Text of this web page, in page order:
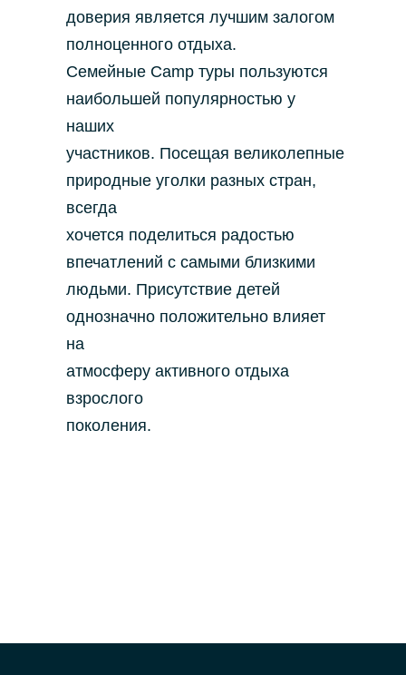
доверия является лучшим залогом
полноценного отдыха.
Семейные Camp туры пользуются
наибольшей популярностью у
наших
участников. Посещая великолепные
природные уголки разных стран,
всегда
хочется поделиться радостью
впечатлений с самыми близкими
людьми. Присутствие детей
однозначно положительно влияет
на
атмосферу активного отдыха
взрослого
поколения.